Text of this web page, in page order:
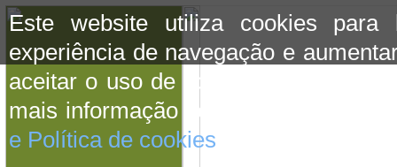
Este website utiliza cookies para
experiência de navegação e
aceitar o uso de cookies basta
mais informação consulte a
e Política de cookies